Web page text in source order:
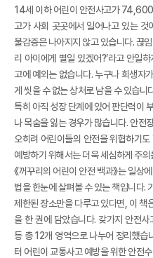
14세 이하 어린이 안전사고가
고가 사회 곳곳에서 일어나고 있는 것
불감증은 나아지지 않고 있습니다. 끊
리 아이에게 별일 있겠어?’라고 안일
고에 예외는 없습니다. 누구나 희생자
게 씻을 수 없는 상처로 남을 수 있습니
특히 아직 성장 단계에 있어 판단력이
나 목숨을 잃는 경우가 많습니다. 안전
오히려 어린이들의 안전을 위협하기
예방하기 위해서는 더욱 세심하게 주
《꺼꾸리의 어린이 안전 백과》는 일상
법을 한눈에 살펴볼 수 있는 책입니다.
제한된 장소만을 다루고 있다면, 이 책
을 한 권에 담았습니다. 갖가지 안전
등 총 12개 영역으로 나누어 정리했습
터 어린이 교통사고 예방을 위한 안전